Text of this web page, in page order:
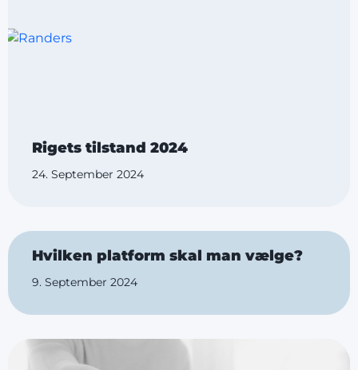
Rigets tilstand 2024
24. September 2024
Hvilken platform skal man vælge?
9. September 2024